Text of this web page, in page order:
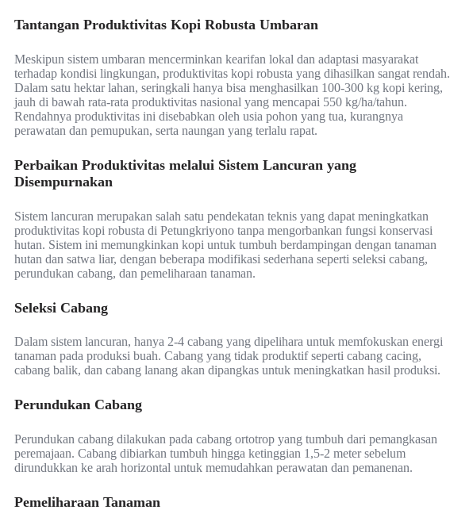
Tantangan Produktivitas Kopi Robusta Umbaran
Meskipun sistem umbaran mencerminkan kearifan lokal dan adaptasi masyarakat
terhadap kondisi lingkungan, produktivitas kopi robusta yang dihasilkan sangat rendah.
Dalam satu hektar lahan, seringkali hanya bisa menghasilkan 100-300 kg kopi kering,
jauh di bawah rata-rata produktivitas nasional yang mencapai 550 kg/ha/tahun.
Rendahnya produktivitas ini disebabkan oleh usia pohon yang tua, kurangnya
perawatan dan pemupukan, serta naungan yang terlalu rapat.
Perbaikan Produktivitas melalui Sistem Lancuran yang
Disempurnakan
Sistem lancuran merupakan salah satu pendekatan teknis yang dapat meningkatkan
produktivitas kopi robusta di Petungkriyono tanpa mengorbankan fungsi konservasi
hutan. Sistem ini memungkinkan kopi untuk tumbuh berdampingan dengan tanaman
hutan dan satwa liar, dengan beberapa modifikasi sederhana seperti seleksi cabang,
perundukan cabang, dan pemeliharaan tanaman.
Seleksi Cabang
Dalam sistem lancuran, hanya 2-4 cabang yang dipelihara untuk memfokuskan energi
tanaman pada produksi buah. Cabang yang tidak produktif seperti cabang cacing,
cabang balik, dan cabang lanang akan dipangkas untuk meningkatkan hasil produksi.
Perundukan Cabang
Perundukan cabang dilakukan pada cabang ortotrop yang tumbuh dari pemangkasan
peremajaan. Cabang dibiarkan tumbuh hingga ketinggian 1,5-2 meter sebelum
dirundukkan ke arah horizontal untuk memudahkan perawatan dan pemanenan.
Pemeliharaan Tanaman